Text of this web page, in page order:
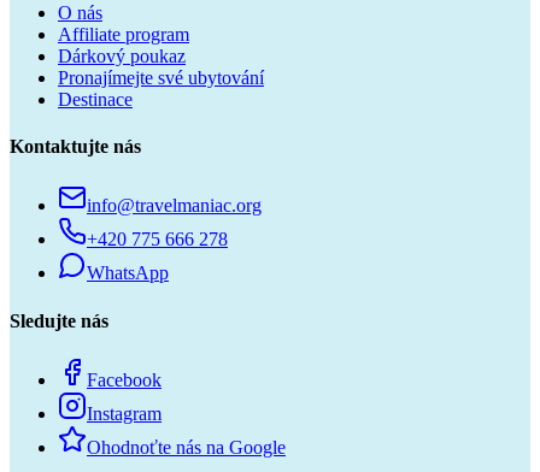
O nás
Affiliate program
Dárkový poukaz
Pronajímejte své ubytování
Destinace
Kontaktujte nás
info@travelmaniac.org
+420 775 666 278
WhatsApp
Sledujte nás
Facebook
Instagram
Ohodnoťte nás na Google